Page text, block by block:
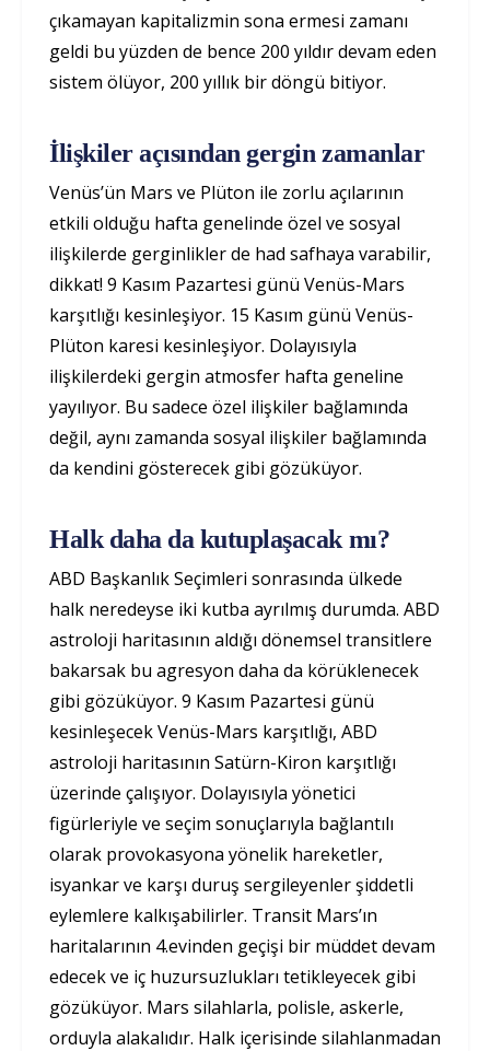
çıkamayan kapitalizmin sona ermesi zamanı
geldi bu yüzden de bence 200 yıldır devam eden
sistem ölüyor, 200 yıllık bir döngü bitiyor.
İlişkiler açısından gergin zamanlar
Venüs’ün Mars ve Plüton ile zorlu açılarının
etkili olduğu hafta genelinde özel ve sosyal
ilişkilerde gerginlikler de had safhaya varabilir,
dikkat! 9 Kasım Pazartesi günü Venüs-Mars
karşıtlığı kesinleşiyor. 15 Kasım günü Venüs-
Plüton karesi kesinleşiyor. Dolayısıyla
ilişkilerdeki gergin atmosfer hafta geneline
yayılıyor. Bu sadece özel ilişkiler bağlamında
değil, aynı zamanda sosyal ilişkiler bağlamında
da kendini gösterecek gibi gözüküyor.
Halk daha da kutuplaşacak mı?
ABD Başkanlık Seçimleri sonrasında ülkede
halk neredeyse iki kutba ayrılmış durumda. ABD
astroloji haritasının aldığı dönemsel transitlere
bakarsak bu agresyon daha da körüklenecek
gibi gözüküyor. 9 Kasım Pazartesi günü
kesinleşecek Venüs-Mars karşıtlığı, ABD
astroloji haritasının Satürn-Kiron karşıtlığı
üzerinde çalışıyor. Dolayısıyla yönetici
figürleriyle ve seçim sonuçlarıyla bağlantılı
olarak provokasyona yönelik hareketler,
isyankar ve karşı duruş sergileyenler şiddetli
eylemlere kalkışabilirler. Transit Mars’ın
haritalarının 4.evinden geçişi bir müddet devam
edecek ve iç huzursuzlukları tetikleyecek gibi
gözüküyor. Mars silahlarla, polisle, askerle,
orduyla alakalıdır. Halk içerisinde silahlanmadan